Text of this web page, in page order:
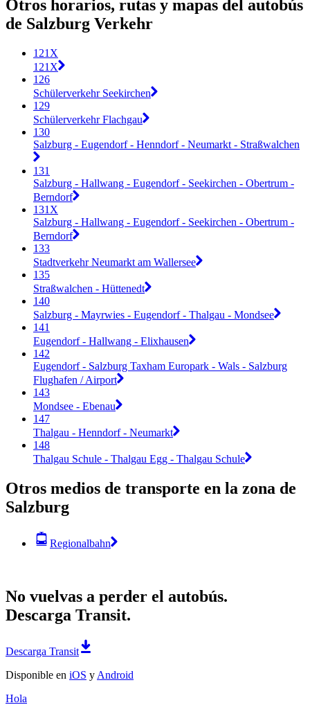
Otros horarios, rutas y mapas del autobús
de Salzburg Verkehr
121X
121X
126
Schülerverkehr Seekirchen
129
Schülerverkehr Flachgau
130
Salzburg - Eugendorf - Henndorf - Neumarkt - Straßwalchen
131
Salzburg - Hallwang - Eugendorf - Seekirchen - Obertrum -
Berndorf
131X
Salzburg - Hallwang - Eugendorf - Seekirchen - Obertrum -
Berndorf
133
Stadtverkehr Neumarkt am Wallersee
135
Straßwalchen - Hüttenedt
140
Salzburg - Mayrwies - Eugendorf - Thalgau - Mondsee
141
Eugendorf - Hallwang - Elixhausen
142
Eugendorf - Salzburg Taxham Europark - Wals - Salzburg
Flughafen / Airport
143
Mondsee - Ebenau
147
Thalgau - Henndorf - Neumarkt
148
Thalgau Schule - Thalgau Egg - Thalgau Schule
Otros medios de transporte en la zona de
Salzburg
Regionalbahn
No vuelvas a perder el autobús.
Descarga Transit.
Descarga Transit
Disponible en iOS y Android
Hola